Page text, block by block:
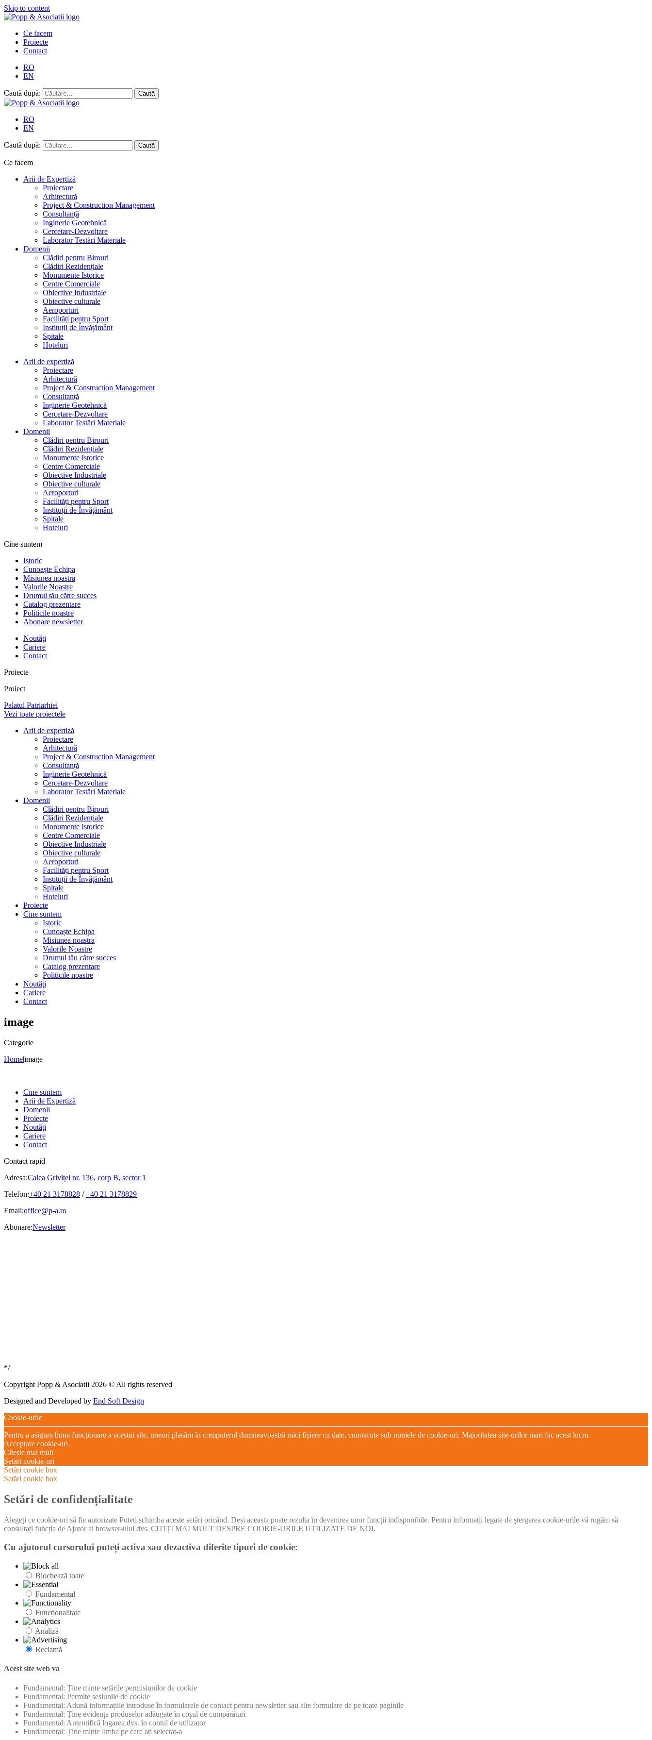
Skip to content
Ce facem
Proiecte
Contact
RO
EN
Caută după:
RO
EN
Caută după:
Ce facem
Arii de Expertiză
Proiectare
Arhitectură
Project & Construction Management
Consultanță
Inginerie Geotehnică
Cercetare-Dezvoltare
Laborator Testări Materiale
Domenii
Clădiri pentru Birouri
Clădiri Rezidențiale
Monumente Istorice
Centre Comerciale
Obiective Industriale
Obiective culturale
Aeroporturi
Facilități pentru Sport
Instituții de Învățământ
Spitale
Hoteluri
Arii de expertiză
Proiectare
Arhitectură
Project & Construction Management
Consultanță
Inginerie Geotehnică
Cercetare-Dezvoltare
Laborator Testări Materiale
Domenii
Clădiri pentru Birouri
Clădiri Rezidențiale
Monumente Istorice
Centre Comerciale
Obiective Industriale
Obiective culturale
Aeroporturi
Facilități pentru Sport
Instituții de Învățământ
Spitale
Hoteluri
Cine suntem
Istoric
Cunoaște Echipa
Misiunea noastra
Valorile Noastre
Drumul tău către succes
Catalog prezentare
Politicile noastre
Abonare newsletter
Noutăți
Cariere
Contact
Proiecte
Proiect
Palatul Patriarhiei
Vezi toate proiectele
Arii de expertiză
Proiectare
Arhitectură
Project & Construction Management
Consultanță
Inginerie Geotehnică
Cercetare-Dezvoltare
Laborator Testări Materiale
Domenii
Clădiri pentru Birouri
Clădiri Rezidențiale
Monumente Istorice
Centre Comerciale
Obiective Industriale
Obiective culturale
Aeroporturi
Facilități pentru Sport
Instituții de Învățământ
Spitale
Hoteluri
Proiecte
Cine suntem
Istoric
Cunoaște Echipa
Misiunea noastra
Valorile Noastre
Drumul tău către succes
Catalog prezentare
Politicile noastre
Noutăți
Cariere
Contact
image
Categorie
Home|image
Cine suntem
Arii de Expertiză
Domenii
Proiecte
Noutăți
Cariere
Contact
Contact rapid
Adresa:Calea Griviței nr. 136, corp B, sector 1
Telefon:+40 21 3178828 /+40 21 3178829
Email:office@p-a.ro
Abonare:Newsletter
*/
Copyright Popp & Asociatii 2026 © All rights reserved
Designed and Developed by End Soft Design
Cookie-urile
Pentru a asigura buna funcționare a acestui site, uneori plasăm în computerul dumneavoastră mici fișiere cu date, cunoscute sub numele de cookie-uri. Majoritatea site-urilor mari fac acest lucru.
Acceptare cookie-uri
Citește mai mult
Setări cookie-uri
Setări cookie box
Setări cookie box
Setări de confidențialitate
Alegeți ce cookie-uri să fie autorizate Puteți schimba aceste setări oricând. Deși aceasta poate rezulta în devenirea unor funcții indisponibile. Pentru informații legate de ștergerea cookie-urile vă rugăm să
consultați funcția de Ajutor al browser-ului dvs. CITIȚI MAI MULT DESPRE COOKIE-URILE UTILIZATE DE NOI.
Cu ajutorul cursorului puteți activa sau dezactiva diferite tipuri de cookie:
Blochează toate
Fundamental
Funcționalitate
Analiză
Reclamă
Acest site web va
Fundamental: Ține minte setările permisiunilor de cookie
Fundamental: Permite sesiunile de cookie
Fundamental: Adună informațiile introduse în formularele de contact pentru newsletter sau alte formulare de pe toate paginile
Fundamental: Ține evidența produselor adăugate în coșul de cumpărături
Fundamental: Autentifică logarea dvs. în contul de utilizator
Fundamental: Ține minte limba pe care ați selectat-o